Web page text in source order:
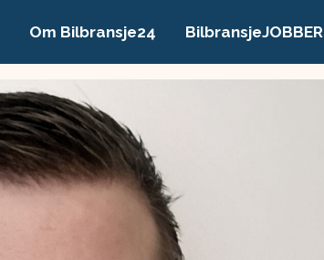
Om Bilbransje24 BilbransjeJOBBER